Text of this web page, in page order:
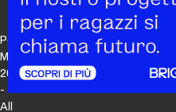
Policy
Maker
2026
-
All